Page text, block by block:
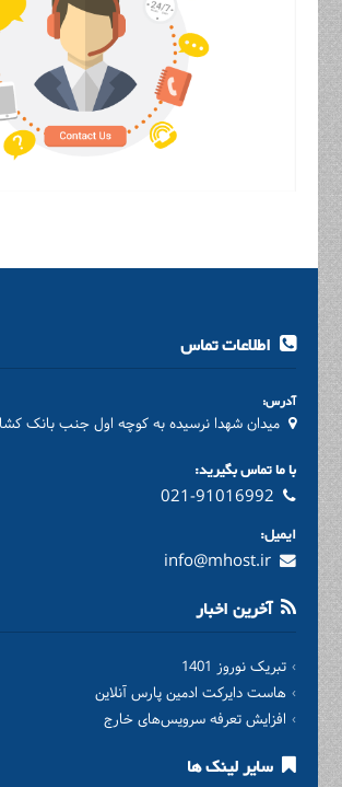
اطلاعات تماس
آدرس:
میدان شهدا نرسیده به کوچه اول جنب بانک
با ما تماس بگیرید:
021-91016992
ایمیل:
info@mhost.ir
آخرین اخبار
تبریک نوروز 1401
هاست دایرکت ادمین پارس آنلاین
افزایش تعرفه سرویس‌های خارج
سایر لینک ها